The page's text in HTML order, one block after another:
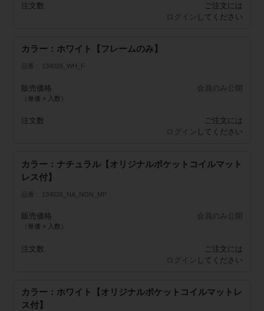
注文数
ご注文には
ログイン してください
カラー：ホワイト【フレームのみ】
品番 134026_WH_F
販売価格
（単価 × 入数）
会員のみ公開
注文数
ご注文には
ログイン してください
カラー：ナチュラル【オリジナルポケットコイルマット
レス付】
品番 134026_NA_NON_MP
販売価格
（単価 × 入数）
会員のみ公開
注文数
ご注文には
ログイン してください
カラー：ホワイト【オリジナルポケットコイルマットレ
ス付】